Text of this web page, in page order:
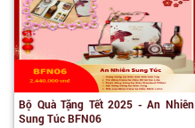
Bộ Quà Tặng Tết 2025 - An Nhiên
Sung Túc BFN06